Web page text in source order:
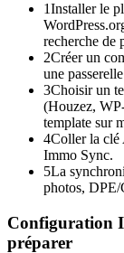
1Installer le
recherche de
2Créer un
une
3Choisir un
(Houzez,
template sur
4Coller la clé
Immo Sync.
5La
photos, DPE/
Configuration
préparer